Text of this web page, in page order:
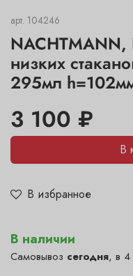
арт. 104246
NACHTMANN,
низких
295мл
В избранное
3 100 ₽
В
В наличии
Самовывоз сегодня, в 4